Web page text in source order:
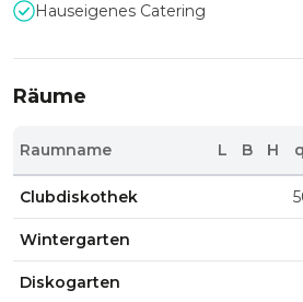
Hauseigenes Catering
Räume
Raumname L B H
Clubdiskothek
Wintergarten
Diskogarten